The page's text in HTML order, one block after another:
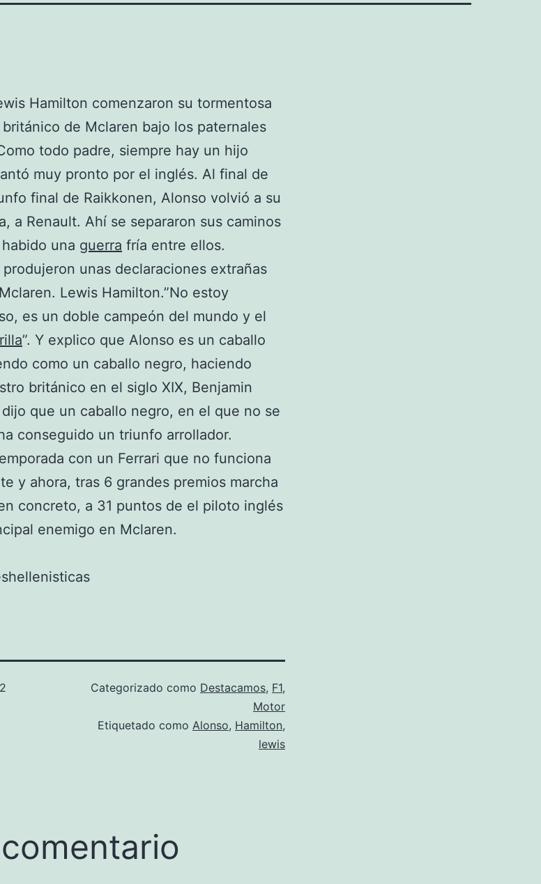
Hamilton comenzaron su tormentosa
de Mclaren bajo los paternales
todo padre, siempre hay un hijo
muy pronto por el inglés. Al final de
final de Raikkonen, Alonso volvió a su
a Renault. Ahí se separaron sus caminos
una guerra fría entre ellos.
unas declaraciones extrañas
Lewis Hamilton.”No estoy
es un doble campeón del mundo y el
”. Y explico que Alonso es un caballo
como un caballo negro, haciendo
británico en el siglo XIX, Benjamin
que un caballo negro, en el que no se
conseguido un triunfo arrollador.
con un Ferrari que no funciona
y ahora, tras 6 grandes premios marcha
concreto, a 31 puntos de el piloto inglés
enemigo en Mclaren.
Categorizado como Destacamos, F1,
Motor
Etiquetado como Alonso, Hamilton,
lewis